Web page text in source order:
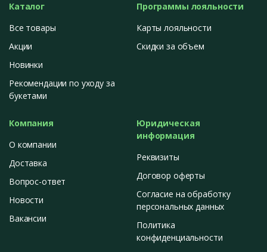
Каталог
Все товары
Акции
Новинки
Рекомендации по уходу за
букетами
Программы лояльности
Карты лояльности
Скидки за объем
Компания
О компании
Доставка
Вопрос-ответ
Новости
Вакансии
Юридическая
информация
Реквизиты
Договор оферты
Согласие на обработку
персональных данных
Политика
конфиденциальности